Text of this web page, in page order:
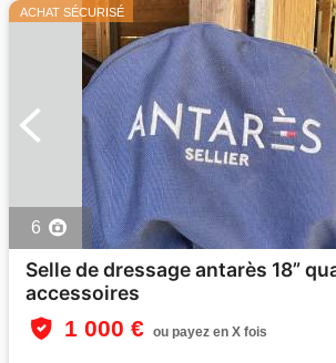
ACHAT SÉCURISÉ
6
Selle de dressage antarès 18”
accessoires
1 000 € ou payez en X fois